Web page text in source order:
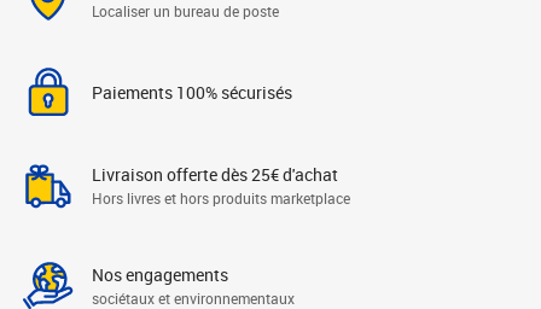
Localiser un bureau de poste
Paiements 100% sécurisés
Livraison offerte dès 25€ d'achat
Hors livres et hors produits marketplace
Nos engagements
sociétaux et environnementaux